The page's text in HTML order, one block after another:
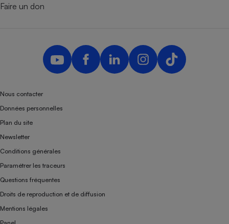
Faire un don
Nous contacter
Données personnelles
Plan du site
Newsletter
Conditions générales
Paramétrer les traceurs
Questions fréquentes
Droits de reproduction et de diffusion
Mentions légales